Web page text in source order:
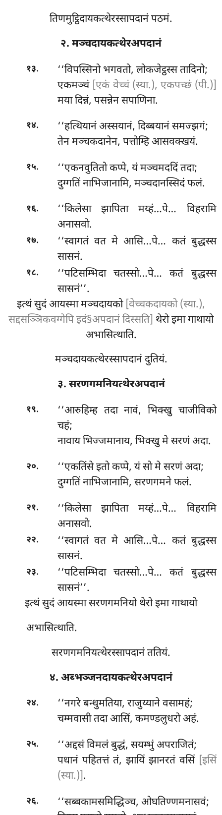
तिणमुट्ठिदायकत्थेरस्सापदानं पठमं.
२. मञ्चदायकत्थेरअपदानं
१३.
‘‘विपस्सिनो भगवतो, लोकजेट्ठस्स तादिनो;
एकमञ्चं [एकं वेच्चं (स्या.), एकपच्छं (पी.)]
मया दिन्नं, पसन्नेन सपाणिना.
१४.
‘‘हत्थियानं अस्सयानं, दिब्बयानं समज्झगं;
तेन मञ्चकदानेन, पत्तोम्हि आसवक्खयं.
१५. ‘‘एकनवुतितोकप्पे, यं मञ्चमददिं तदा;
दुग्गतिं नाभिजानामि, मञ्चदानस्सिदं फलं.
१६.
‘‘किलेसा झापिता मय्हं…पे… विहरामि
अनासवो.
१७.
‘‘स्वागतं वत मे आसि…पे… कतं बुद्धस्स
सासनं.
१८.
‘‘पटिसम्भिदा चतस्सो…पे… कतं बुद्धस्स
सासनं’’.
इत्थं सुदं आयस्मा मञ्चदायको [वेच्चकदायको (स्या.),
सद्दसञ्ञिकवग्गेपि इदं§अपदानं दिस्सति] थेरो इमा गाथायो
अभासित्थाति.
मञ्चदायकत्थेरस्सापदानं दुतियं.
३. सरणगमनियत्थेरअपदानं
१९.
‘‘आरुहिम्ह तदा नावं, भिक्खु चाजीविको
चहं;
नावाय भिज्जमानाय, भिक्खु मे सरणं अदा.
२०. ‘‘एकतिंसेइतो कप्पे, यं सो मे सरणं अदा;
दुग्गतिं नाभिजानामि, सरणगमने फलं.
२१. ‘‘किलेसाझापिता मय्हं…पे… विहरामि
अनासवो.
२२.
‘‘स्वागतं वत मे आसि…पे… कतं बुद्धस्स
सासनं.
२३. ‘‘पटिसम्भिदाचतस्सो…पे… कतं बुद्धस्स
सासनं’’.
इत्थं सुदं आयस्मा सरणगमनियो थेरो इमा गाथायो
अभासित्थाति.
सरणगमनियत्थेरस्सापदानं ततियं.
४. अब्भञ्जनदायकत्थेरअपदानं
२४. ‘‘नगरेबन्धुमतिया, राजुय्याने वसामहं;
चम्मवासी तदा आसिं, कमण्डलुधरो अहं.
२५.
‘‘अद्दसं विमलं बुद्धं, सयम्भुं अपराजितं;
पधानं पहितत्तं तं, झायिं झानरतं वसिं [इसिं
(स्या.)].
२६.
‘‘सब्बकामसमिद्धिञ्च, ओघतिण्णमनासवं;